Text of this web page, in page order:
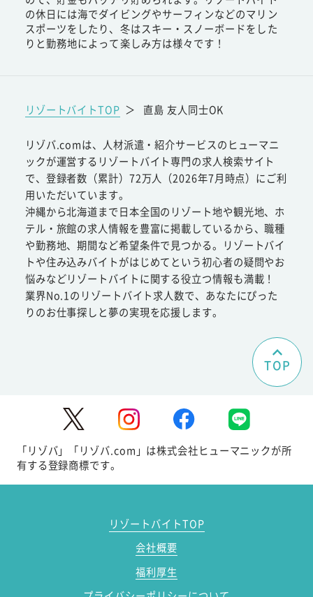
の休日には海でダイビングやサーフィンなどのマリン
スポーツをしたり、冬はスキー・スノーボードをした
りと勤務地によって楽しみ方は様々です！
リゾートバイトTOP ＞ 直島 友人同士OK
リゾバ.comは、人材派遣・紹介サービスのヒューマニ
ックが運営するリゾートバイト専門の求人検索サイト
で、登録者数（累計）72万人（2026年7月時点）にご利
用いただいています。
沖縄から北海道まで日本全国のリゾート地や観光地、ホ
テル・旅館の求人情報を豊富に掲載しているから、職種
や勤務地、期間など希望条件で見つかる。リゾートバイ
トや住み込みバイトがはじめてという初心者の疑問やお
悩みなどリゾートバイトに関する役立つ情報も満載！
業界No.1のリゾートバイト求人数で、あなたにぴった
りのお仕事探しと夢の実現を応援します。
TOP
「リゾバ」「リゾバ.com」は株式会社ヒューマニックが所
有する登録商標です。
リゾートバイトTOP
会社概要
福利厚生